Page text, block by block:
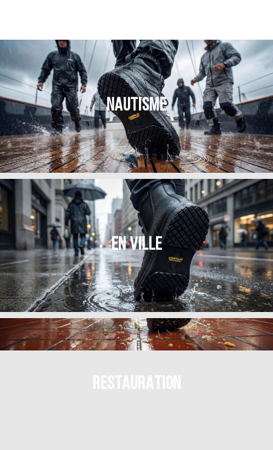
NAUTISME
EN VILLE
RESTAURATION